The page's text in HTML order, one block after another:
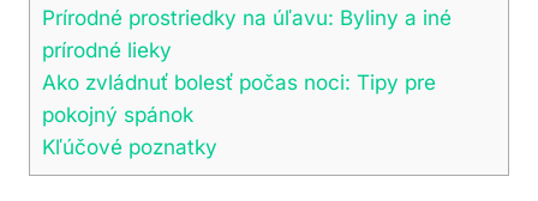
Prírodné prostriedky na úľavu: Byliny a iné
prírodné lieky
Ako zvládnuť bolesť počas noci: Tipy pre
pokojný spánok
Kľúčové poznatky